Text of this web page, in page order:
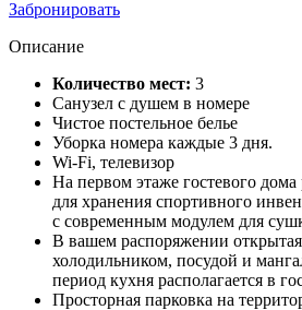
Забронировать
Описание
Количество мест: 3
Санузел с душем в номере
Чистое постельное белье
Уборка номера каждые 3 дня.
Wi-Fi, телевизор
На первом этаже гостевого
для хранения спортивного
с современным модулем для
В вашем распоряжении открытая
холодильником, посудой и
период кухня располагается в
Просторная парковка на